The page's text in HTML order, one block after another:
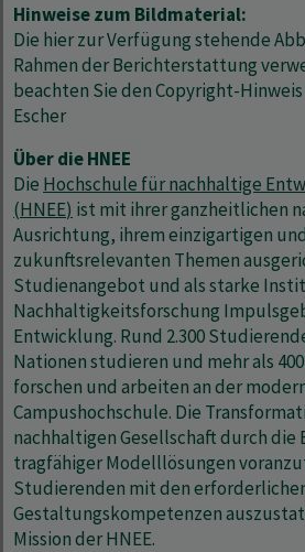
Hinweise zum Bildmaterial:
Die hier zur Verfügung stehende
Rahmen der Berichterstattung
beachten Sie den Copyright-
Escher
Über die HNEE
Die Hochschule für nachhaltige
(HNEE) ist mit ihrer ganzheitlichen
Ausrichtung, ihrem einzigartigen
zukunftsrelevanten Themen
Studienangebot und als starke
Nachhaltigkeitsforschung
Entwicklung. Rund 2.300
Nationen studieren und mehr als
forschen und arbeiten an der
Campushochschule. Die
nachhaltigen Gesellschaft durch die
tragfähiger Modelllösungen
Studierenden mit den
Gestaltungskompetenzen
Mission der HNEE.